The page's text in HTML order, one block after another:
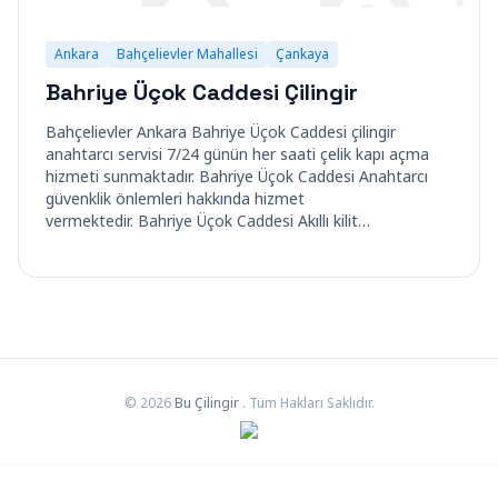
Ankara Bahçelievler Mahallesi Çankaya
Bahriye Üçok Caddesi Çilingir
Bahçelievler Ankara Bahriye Üçok Caddesi çilingir
anahtarcı servisi 7/24 günün her saati çelik kapı açma
hizmeti sunmaktadır. Bahriye Üçok Caddesi Anahtarcı
güvenklik önlemleri hakkında hizmet
vermektedir. Bahriye Üçok Caddesi Akıllı kilit…
© 2026 Bu Çilingir . Tüm Hakları Saklıdır.